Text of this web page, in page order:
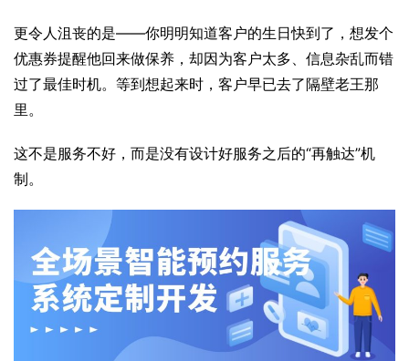
更令人沮丧的是——你明明知道客户的生日快到了，想发个
优惠券提醒他回来做保养，却因为客户太多、信息杂乱而错
过了最佳时机。等到想起来时，客户早已去了隔壁老王那
里。
这不是服务不好，而是没有设计好服务之后的“再触达”机
制。